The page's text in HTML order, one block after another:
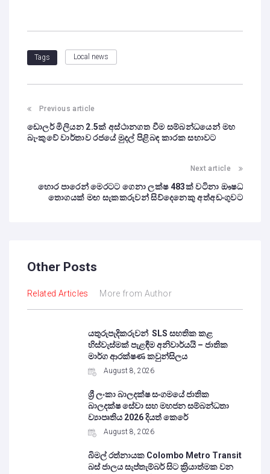
Tags Local news
Previous article
ඩොලර් මිලියන 2.5ක් අස්ථානගත වීම සම්බන්ධයෙන් මහ
බැංකුවේ වාර්තාව රජයේ මුදල් පිළිබඳ කාරක සභාවට
Next article
හොර පාරෙන් මෙරටට ගෙනා ලක්ෂ 483ක් වටිනා ඖෂධ
තොගයක් මඟ සැකකරුවන් සිව්දෙනෙකු අත්අඩංගුවට
Other Posts
Related Articles More from Author
යතුරුපැදිකරුවන් SLS සහතික කළ
හිස්වැස්මක් පැළඳීම අනිවාර්යයි – ජාතික
මාර්ග ආරක්ෂණ කවුන්සිලය
August 8, 2026
ශ්‍රී ලංකා බාලදක්ෂ සංගමයේ ජාතික
බාලදක්ෂ සේවා සහ මහජන සම්බන්ධතා
ව්‍යාපෘතිය 2026 දියත් කෙරේ
August 8, 2026
බිමල් රත්නායක Colombo Metro Transit
බස් ජාලය සැප්තැම්බර් සිට ක්‍රියාත්මක වන